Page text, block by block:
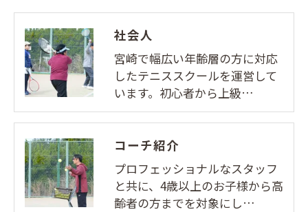
社会人
宮崎で幅広い年齢層の方に対応
したテニススクールを運営して
います。初心者から上級…
コーチ紹介
プロフェッショナルなスタッフ
と共に、4歳以上のお子様から高
齢者の方までを対象にし…